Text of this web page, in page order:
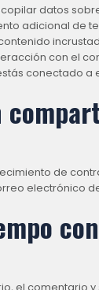
datos
adicional de
con el
conectado a
de
electrónico
el comentario